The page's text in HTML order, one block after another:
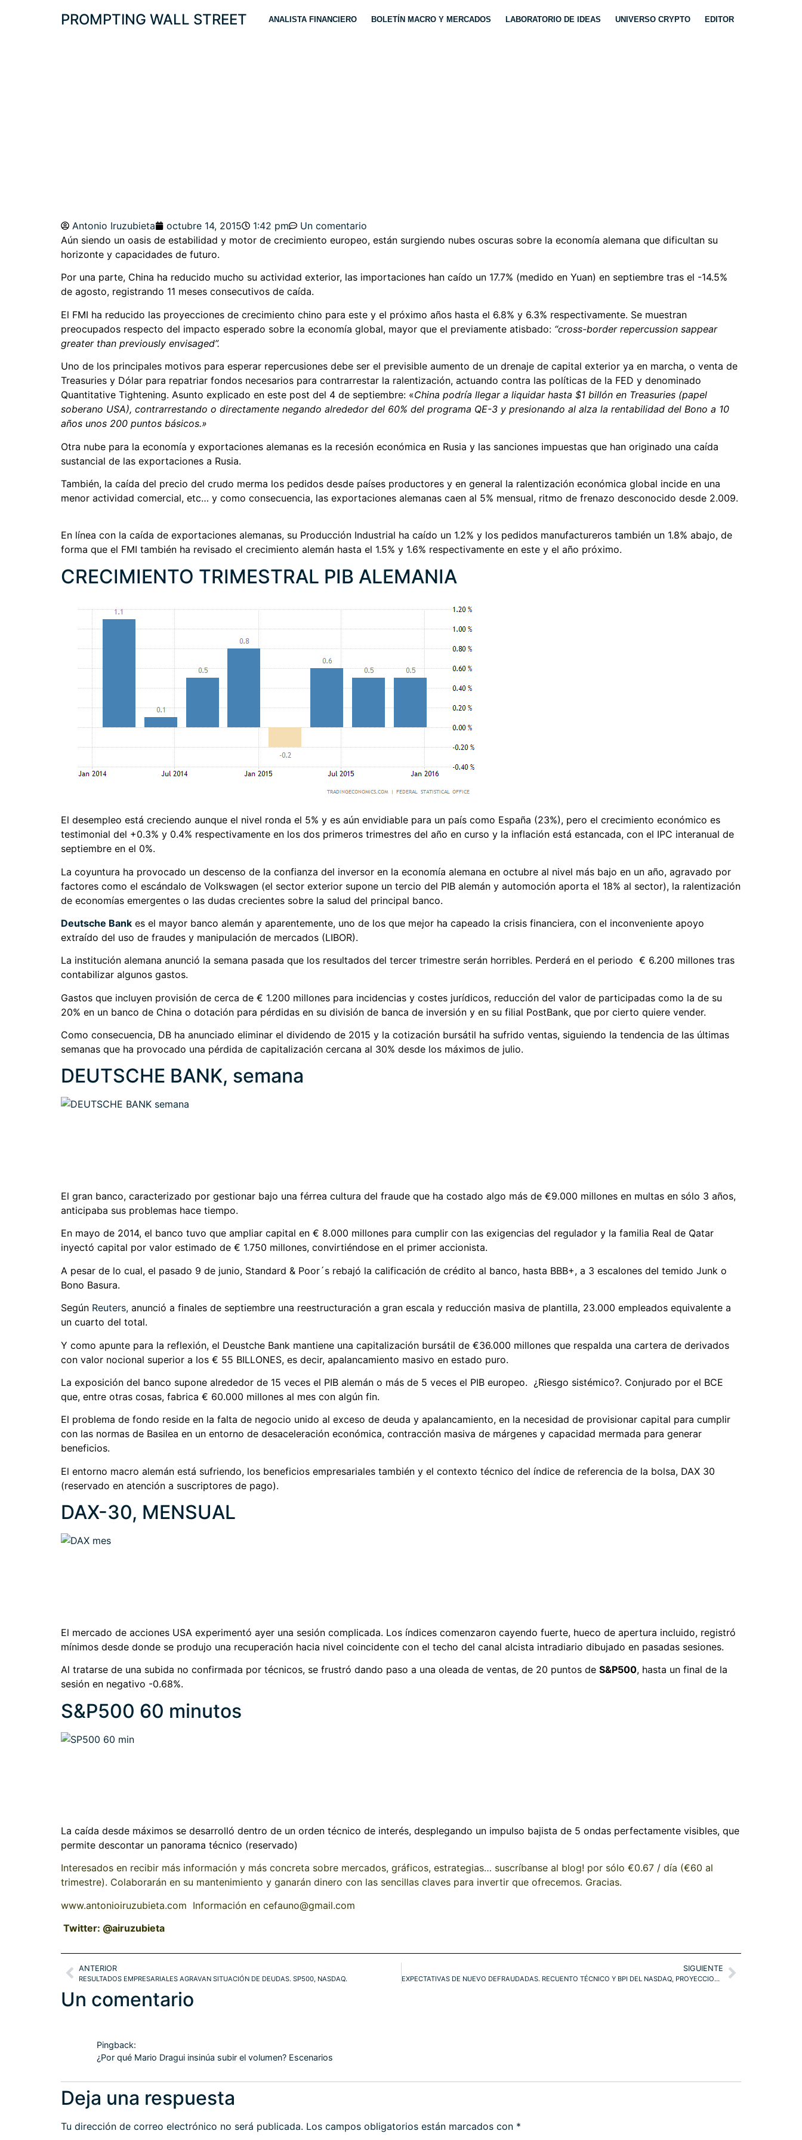
PROMPTING WALL STREET ANALISTA FINANCIERO BOLETÍN MACRO Y MERCADOS LABORATORIO DE IDEAS UNIVERSO CRYPTO EDITOR
Antonio Iruzubieta octubre 14, 2015 1:42 pm
Un comentario
Aún siendo un oasis de estabilidad y motor de crecimiento europeo, están surgiendo nubes oscuras sobre la economía alemana que dificultan su
horizonte y capacidades de futuro.
Por una parte, China ha reducido mucho su actividad exterior, las importaciones han caído un 17.7% (medido en Yuan) en septiembre tras el -14.5%
de agosto, registrando 11 meses consecutivos de caída.
El FMI ha reducido las proyecciones de crecimiento chino para este y el próximo años hasta el 6.8% y 6.3% respectivamente. Se muestran
preocupados respecto del impacto esperado sobre la economía global, mayor que el previamente atisbado: “cross-border repercussion sappear
greater than previously envisaged”.
Uno de los principales motivos para esperar repercusiones debe ser el previsible aumento de un drenaje de capital exterior ya en marcha, o venta de
Treasuries y Dólar para repatriar fondos necesarios para contrarrestar la ralentización, actuando contra las políticas de la FED y denominado
Quantitative Tightening. Asunto explicado en este post del 4 de septiembre: «China podría llegar a liquidar hasta $1 billón en Treasuries (papel
soberano USA), contrarrestando o directamente negando alrededor del 60% del programa QE-3 y presionando al alza la rentabilidad del Bono a 10
años unos 200 puntos básicos.»
Otra nube para la economía y exportaciones alemanas es la recesión económica en Rusia y las sanciones impuestas que han originado una caída
sustancial de las exportaciones a Rusia.
También, la caída del precio del crudo merma los pedidos desde países productores y en general la ralentización económica global incide en una
menor actividad comercial, etc… y como consecuencia, las exportaciones alemanas caen al 5% mensual, ritmo de frenazo desconocido desde 2.009.
En línea con la caída de exportaciones alemanas, su Producción Industrial ha caído un 1.2% y los pedidos manufactureros también un 1.8% abajo, de
forma que el FMI también ha revisado el crecimiento alemán hasta el 1.5% y 1.6% respectivamente en este y el año próximo.
CRECIMIENTO TRIMESTRAL PIB ALEMANIA
El desempleo está creciendo aunque el nivel ronda el 5% y es aún envidiable para un país como España (23%), pero el crecimiento económico es
testimonial del +0.3% y 0.4% respectivamente en los dos primeros trimestres del año en curso y la inflación está estancada, con el IPC interanual de
septiembre en el 0%.
La coyuntura ha provocado un descenso de la confianza del inversor en la economía alemana en octubre al nivel más bajo en un año, agravado por
factores como el escándalo de Volkswagen (el sector exterior supone un tercio del PIB alemán y automoción aporta el 18% al sector), la ralentización
de economías emergentes o las dudas crecientes sobre la salud del principal banco.
Deutsche Bank es el mayor banco alemán y aparentemente, uno de los que mejor ha capeado la crisis financiera, con el inconveniente apoyo
extraído del uso de fraudes y manipulación de mercados (LIBOR).
La institución alemana anunció la semana pasada que los resultados del tercer trimestre serán horribles. Perderá en el periodo € 6.200 millones tras
contabilizar algunos gastos.
Gastos que incluyen provisión de cerca de € 1.200 millones para incidencias y costes jurídicos, reducción del valor de participadas como la de su
20% en un banco de China o dotación para pérdidas en su división de banca de inversión y en su filial PostBank, que por cierto quiere vender.
Como consecuencia, DB ha anunciado eliminar el dividendo de 2015 y la cotización bursátil ha sufrido ventas, siguiendo la tendencia de las últimas
semanas que ha provocado una pérdida de capitalización cercana al 30% desde los máximos de julio.
DEUTSCHE BANK, semana
El gran banco, caracterizado por gestionar bajo una férrea cultura del fraude que ha costado algo más de €9.000 millones en multas en sólo 3 años,
anticipaba sus problemas hace tiempo.
En mayo de 2014, el banco tuvo que ampliar capital en € 8.000 millones para cumplir con las exigencias del regulador y la familia Real de Qatar
inyectó capital por valor estimado de € 1.750 millones, convirtiéndose en el primer accionista.
A pesar de lo cual, el pasado 9 de junio, Standard & Poor´s rebajó la calificación de crédito al banco, hasta BBB+, a 3 escalones del temido Junk o
Bono Basura.
Según Reuters, anunció a finales de septiembre una reestructuración a gran escala y reducción masiva de plantilla, 23.000 empleados equivalente a
un cuarto del total.
Y como apunte para la reflexión, el Deustche Bank mantiene una capitalización bursátil de €36.000 millones que respalda una cartera de derivados
con valor nocional superior a los € 55 BILLONES, es decir, apalancamiento masivo en estado puro.
La exposición del banco supone alrededor de 15 veces el PIB alemán o más de 5 veces el PIB europeo. ¿Riesgo sistémico?. Conjurado por el BCE
que, entre otras cosas, fabrica € 60.000 millones al mes con algún fin.
El problema de fondo reside en la falta de negocio unido al exceso de deuda y apalancamiento, en la necesidad de provisionar capital para cumplir
con las normas de Basilea en un entorno de desaceleración económica, contracción masiva de márgenes y capacidad mermada para generar
beneficios.
El entorno macro alemán está sufriendo, los beneficios empresariales también y el contexto técnico del índice de referencia de la bolsa, DAX 30
(reservado en atención a suscriptores de pago).
DAX-30, MENSUAL
El mercado de acciones USA experimentó ayer una sesión complicada. Los índices comenzaron cayendo fuerte, hueco de apertura incluido, registró
mínimos desde donde se produjo una recuperación hacia nivel coincidente con el techo del canal alcista intradiario dibujado en pasadas sesiones.
Al tratarse de una subida no confirmada por técnicos, se frustró dando paso a una oleada de ventas, de 20 puntos de S&P500, hasta un final de la
sesión en negativo -0.68%.
S&P500 60 minutos
La caída desde máximos se desarrolló dentro de un orden técnico de interés, desplegando un impulso bajista de 5 ondas perfectamente visibles, que
permite descontar un panorama técnico (reservado)
Interesados en recibir más información y más concreta sobre mercados, gráficos, estrategias… suscríbanse al blog! por sólo €0.67 / día (€60 al
trimestre). Colaborarán en su mantenimiento y ganarán dinero con las sencillas claves para invertir que ofrecemos. Gracias.
www.antonioiruzubieta.com Información en cefauno@gmail.com
Twitter: @airuzubieta
ANTERIOR
RESULTADOS EMPRESARIALES AGRAVAN SITUACIÓN DE DEUDAS. SP500, NASDAQ.
SIGUIENTE
EXPECTATIVAS DE NUEVO DEFRAUDADAS. RECUENTO TÉCNICO Y BPI DEL NASDAQ, PROYECCIONES
Un comentario
Pingback:
¿Por qué Mario Dragui insinúa subir el volumen? Escenarios
Deja una respuesta
Tu dirección de correo electrónico no será publicada. Los campos obligatorios están marcados con *